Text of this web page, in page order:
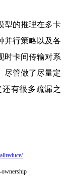
型的推理在多卡
并行策略以及各
时卡间传输对系
尽管做了尽量定
有很多疏漏之
ownership